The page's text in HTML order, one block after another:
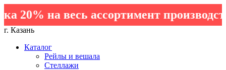
20% на весь ассортимент
г. Казань
Каталог
Рейлы и вешала
Стеллажи